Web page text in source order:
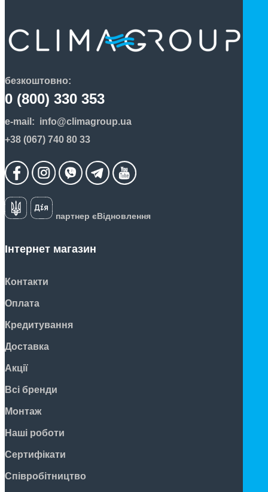
безкоштовно:
0 (800) 330 353
e-mail: info@climagroup.ua
+38 (067) 740 80 33
партнер єВідновлення
Інтернет магазин
Контакти
Оплата
Кредитування
Доставка
Акції
Всі бренди
Монтаж
Наші роботи
Сертифікати
Співробітництво